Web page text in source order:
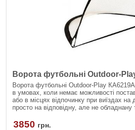
Ворота футбольні Outdoor-
Ворота футбольні Outdoor-Play
в умовах, коли немає можливості
або в місцях відпочинку при виїздах на
просто на відповідну, але не обладнану
3850 грн.